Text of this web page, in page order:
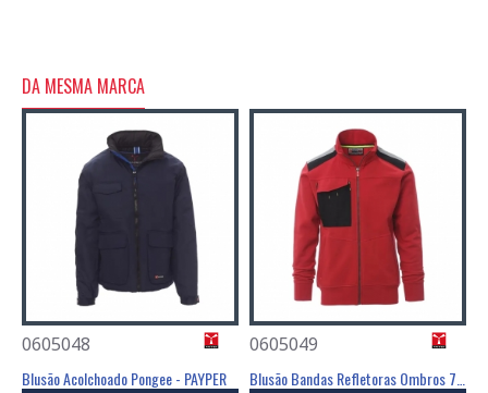
DA MESMA MARCA
0605048
Blusão Acolchoado Pongee - PAYPER
0605049